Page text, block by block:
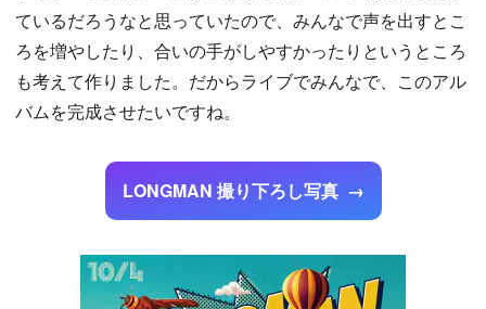
ているだろうなと思っていたので、みんなで声を出すとこ
ろを増やしたり、合いの手がしやすかったりというところ
も考えて作りました。だからライブでみんなで、このアル
バムを完成させたいですね。
LONGMAN 撮り下ろし写真